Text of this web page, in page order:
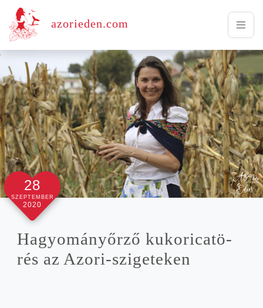
azorieden.com
28
SZEPTEMBER
2020
Hagyo­mány­őr­ző kuko­ri­ca­tö­
rés az Azori-szigeteken